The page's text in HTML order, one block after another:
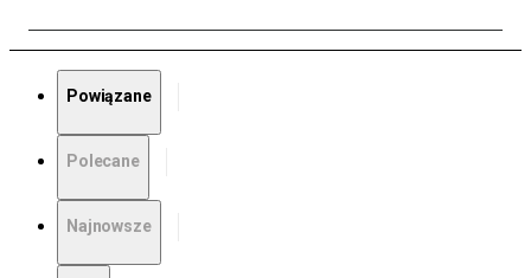
Powiązane
Polecane
Najnowsze